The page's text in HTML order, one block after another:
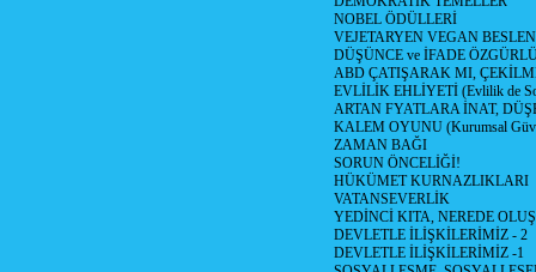
NOBEL ÖDÜLLERİ
VEJETARYEN VEGAN
DÜŞÜNCE ve İFADE
ABD ÇATIŞARAK MI,
EVLİLİK EHLİYETİ (Evlilik de
ARTAN FYATLARA İNAT,
KALEM OYUNU (Kurumsal
ZAMAN BAĞI
SORUN ÖNCELİĞİ!
HÜKÜMET KURNAZLIKLARI
VATANSEVERLİK
YEDİNCİ KITA, NEREDE
DEVLETLE İLİŞKİLERİMİZ - 2
DEVLETLE İLİŞKİLERİMİZ -1